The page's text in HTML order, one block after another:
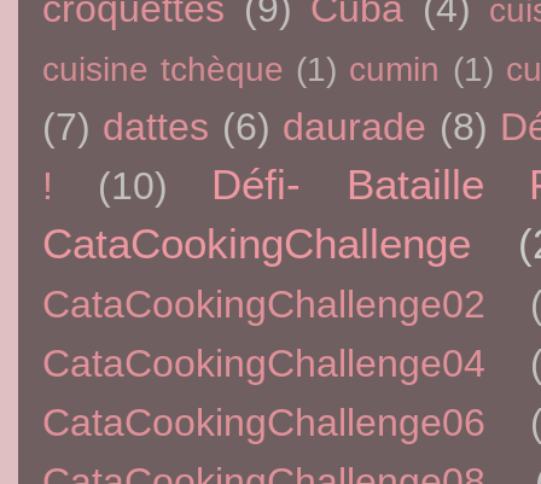
cuisine tchèque (1) cumin (1)
(7) dattes (6) daurade (8)
!
(10)
Défi- Bataille
CataCookingChallenge
CataCookingChallenge02
CataCookingChallenge04
CataCookingChallenge06